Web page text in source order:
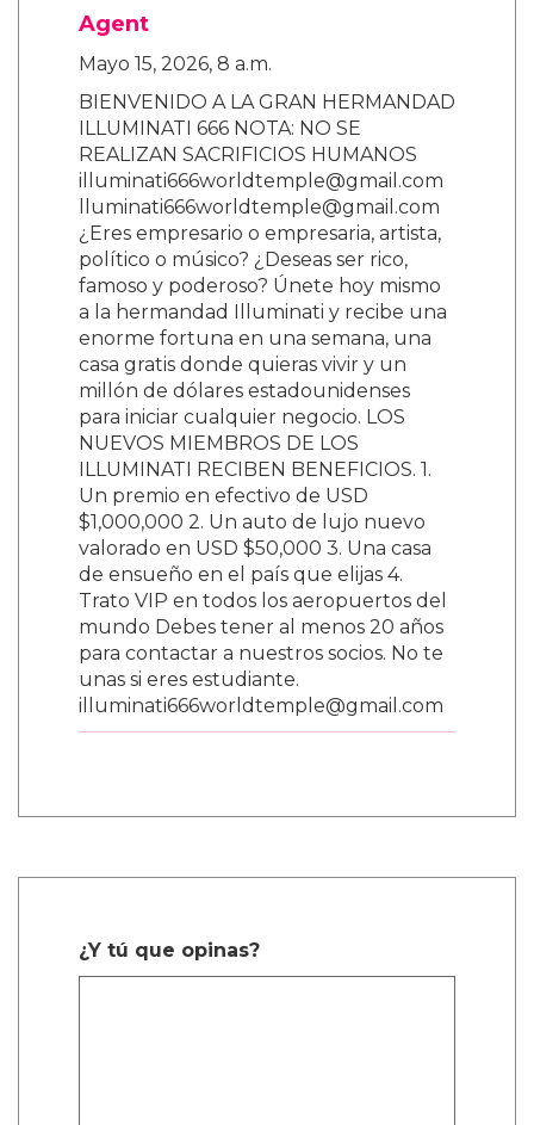
Agent
Mayo 15, 2026, 8 a.m.
BIENVENIDO A LA GRAN HERMANDAD
ILLUMINATI 666 NOTA: NO SE
REALIZAN SACRIFICIOS HUMANOS
illuminati666worldtemple@gmail.com
lluminati666worldtemple@gmail.com
¿Eres empresario o empresaria, artista,
político o músico? ¿Deseas ser rico,
famoso y poderoso? Únete hoy mismo
a la hermandad Illuminati y recibe una
enorme fortuna en una semana, una
casa gratis donde quieras vivir y un
millón de dólares estadounidenses
para iniciar cualquier negocio. LOS
NUEVOS MIEMBROS DE LOS
ILLUMINATI RECIBEN BENEFICIOS. 1.
Un premio en efectivo de USD
$1,000,000 2. Un auto de lujo nuevo
valorado en USD $50,000 3. Una casa
de ensueño en el país que elijas 4.
Trato VIP en todos los aeropuertos del
mundo Debes tener al menos 20 años
para contactar a nuestros socios. No te
unas si eres estudiante.
illuminati666worldtemple@gmail.com
¿Y tú que opinas?